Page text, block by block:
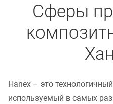
Сферы
Hanex – это
используемый в самых